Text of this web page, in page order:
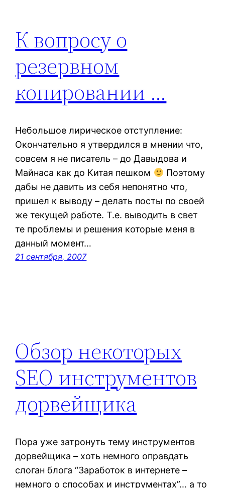
К вопросу о
резервном
копировании …
Небольшое лирическое отступление:
Окончательно я утвердился в мнении что,
совсем я не писатель – до Давыдова и
Майнаса как до Китая пешком
Поэтому
дабы не давить из себя непонятно что,
пришел к выводу – делать посты по своей
же текущей работе. Т.е. выводить в свет
те проблемы и решения которые меня в
данный момент…
21 сентября, 2007
Обзор некоторых
SEO инструментов
дорвейщика
Пора уже затронуть тему инструментов
дорвейщика – хоть немного оправдать
слоган блога “Заработок в интернете –
немного о способах и инструментах”… а то